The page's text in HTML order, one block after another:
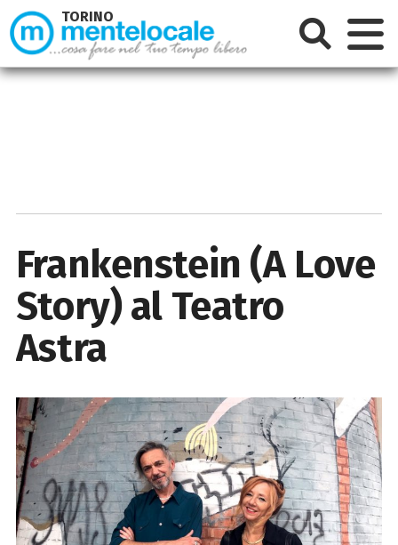
Frankenstein (A Love
Story) al Teatro
Astra
TORINO